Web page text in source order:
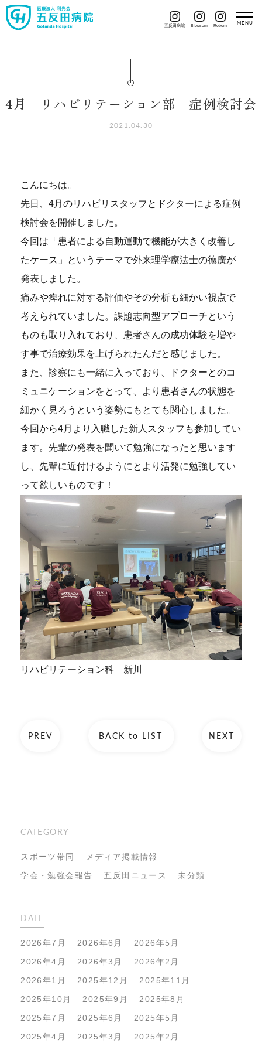
五反田病院 Blossom Reborn
4月 リハビリテーション部 症例検討会
2021.04.30
こんにちは。
先日、4月のリハビリスタッフとドクターによる症例
検討会を開催しました。
今回は「患者による自動運動で機能が大きく改善し
たケース」というテーマで外来理学療法士の徳廣が
発表しました。
痛みや痺れに対する評価やその分析も細かい視点で
考えられていました。課題志向型アプローチという
ものも取り入れており、患者さんの成功体験を増や
す事で治療効果を上げられたんだと感じました。
また、診察にも一緒に入っており、ドクターとのコ
ミュニケーションをとって、より患者さんの状態を
細かく見ろうという姿勢にもとても関心しました。
今回から4月より入職した新人スタッフも参加してい
ます。先輩の発表を聞いて勉強になったと思います
し、先輩に近付けるようにとより活発に勉強してい
って欲しいものです！
リハビリテーション科 新川
PREV BACK to LIST NEXT
CATEGORY
スポーツ帯同
メディア掲載情報
学会・勉強会報告
五反田ニュース 未分類
DATE
2026年7月 2026年6月
2026年5月
2026年4月
2026年3月
2026年2月
2026年1月
2025年12月
2025年11月
2025年10月
2025年9月
2025年8月
2025年7月
2025年6月
2025年5月
2025年4月
2025年3月 2025年2月